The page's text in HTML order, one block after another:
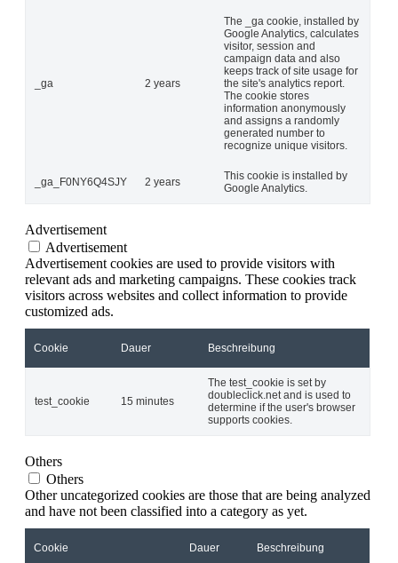
_ga 2 years
The _ga cookie, installed by
Google Analytics, calculates
visitor, session and
campaign data and also
keeps track of site usage for
the site's analytics report.
The cookie stores
information anonymously
and assigns a randomly
generated number to
recognize unique visitors.
_ga_F0NY6Q4SJY 2 years
This cookie is installed by
Google Analytics.
Advertisement
Advertisement
Advertisement cookies are used to provide visitors with
relevant ads and marketing campaigns. These cookies track
visitors across websites and collect information to provide
customized ads.
Cookie Dauer Beschreibung
test_cookie 15 minutes
The test_cookie is set by
doubleclick.net and is used to
determine if the user's browser
supports cookies.
Others
Others
Other uncategorized cookies are those that are being analyzed
and have not been classified into a category as yet.
Cookie Dauer Beschreibung